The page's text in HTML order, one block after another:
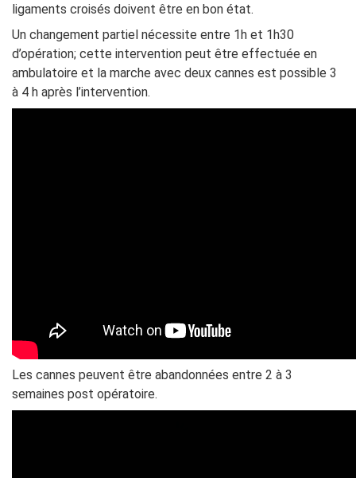
ligaments croisés doivent être en bon état.
Un changement partiel nécessite entre 1h et 1h30
d’opération; cette intervention peut être effectuée en
ambulatoire et la marche avec deux cannes est possible 3
à 4 h après l’intervention.
Les cannes peuvent être abandonnées entre 2 à 3
semaines post opératoire.